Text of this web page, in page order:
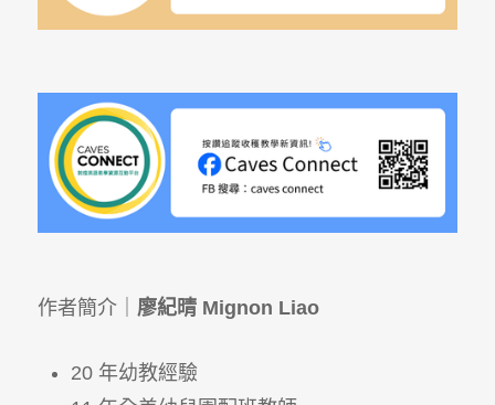
作者簡介｜ 廖紀晴 Mignon Liao
20 年幼教經驗